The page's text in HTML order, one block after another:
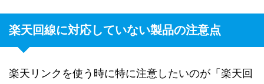
楽天回線に対応していない製品の注意点
楽天リンクを使う時に特に注意したいのが「楽天回